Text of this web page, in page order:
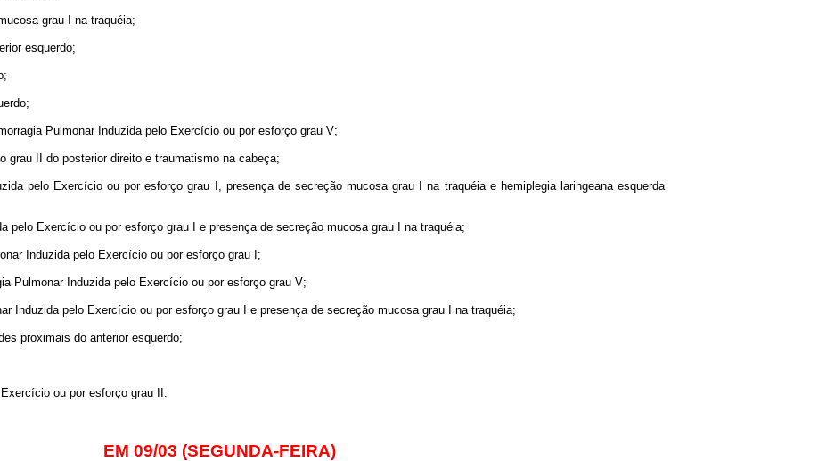
grau I na traquéia;
esquerdo;
Pulmonar Induzida pelo Exercício ou por esforço grau V;
grau II do posterior direito e traumatismo na cabeça;
pelo Exercício ou por esforço grau I, presença de secreção mucosa grau I na traquéia e hemiplegia laringeana esquerda
pelo Exercício ou por esforço grau I e presença de secreção mucosa grau I na traquéia;
Induzida pelo Exercício ou por esforço grau I;
Pulmonar Induzida pelo Exercício ou por esforço grau V;
Induzida pelo Exercício ou por esforço grau I e presença de secreção mucosa grau I na traquéia;
proximais do anterior esquerdo;
ou por esforço grau II.
EM 09/03 (SEGUNDA-FEIRA)